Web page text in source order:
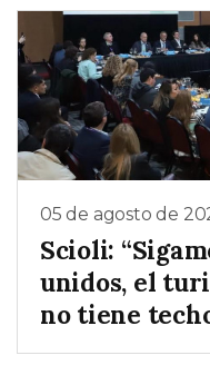
05 de agosto de
Scioli:
unidos, el
no tiene